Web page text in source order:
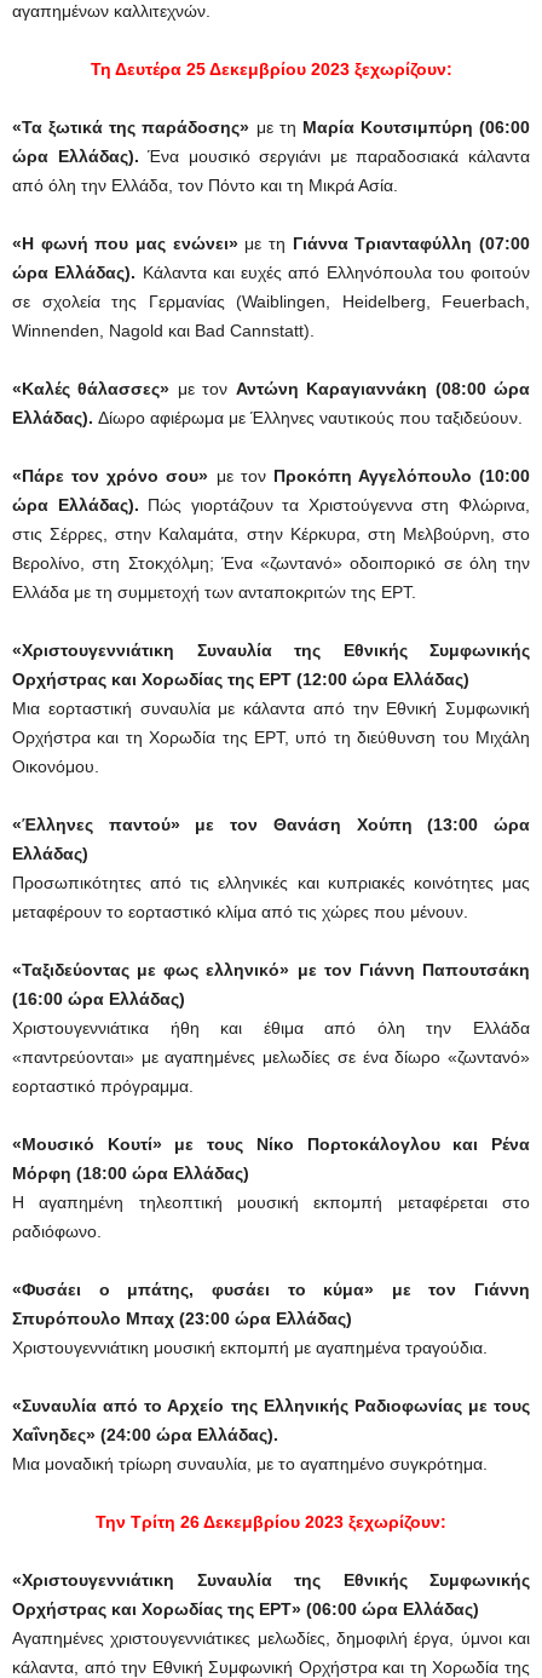
αγαπημένων καλλιτεχνών.
Τη Δευτέρα 25 Δεκεμβρίου 2023 ξεχωρίζουν:
«Τα ξωτικά της παράδοσης» με τη Μαρία Κουτσιμπύρη (06:00
ώρα Ελλάδας). Ένα μουσικό σεργιάνι με παραδοσιακά κάλαντα
από όλη την Ελλάδα, τον Πόντο και τη Μικρά Ασία.
«Η φωνή που μας ενώνει»με τη Γιάννα Τριανταφύλλη (07:00
ώρα Ελλάδας). Κάλαντα και ευχές από Ελληνόπουλα του φοιτούν
σε σχολεία της Γερμανίας (Waiblingen, Heidelberg, Feuerbach,
Winnenden, Nagold και Βad Cannstatt).
«Καλές θάλασσες» με τον Αντώνη Καραγιαννάκη (08:00 ώρα
Ελλάδας). Δίωρο αφιέρωμα με Έλληνες ναυτικούς που ταξιδεύουν.
«Πάρε τον χρόνο σου» με τονΠροκόπη Αγγελόπουλο (10:00
ώρα Ελλάδας). Πώς γιορτάζουν τα Χριστούγεννα στη Φλώρινα,
στις Σέρρες, στην Καλαμάτα, στην Κέρκυρα, στη Μελβούρνη, στο
Βερολίνο, στη Στοκχόλμη; Ένα «ζωντανό» οδοιπορικό σε όλη την
Ελλάδα με τη συμμετοχή των ανταποκριτών της ΕΡΤ.
«Χριστουγεννιάτικη Συναυλία της Εθνικής Συμφωνικής
Ορχήστρας και Χορωδίας της ΕΡΤ (12:00 ώρα Ελλάδας)
Μια εορταστική συναυλία με κάλαντα από την Εθνική Συμφωνική
Ορχήστρα και τη Χορωδία της ΕΡΤ, υπό τη διεύθυνση του Μιχάλη
Οικονόμου.
«Έλληνες παντού» με τον Θανάση Χούπη (13:00 ώρα
Ελλάδας)
Προσωπικότητες από τις ελληνικές και κυπριακές κοινότητες μας
μεταφέρουν το εορταστικό κλίμα από τις χώρες που μένουν.
«Ταξιδεύοντας με φως ελληνικό» με τον Γιάννη Παπουτσάκη
(16:00 ώρα Ελλάδας)
Χριστουγεννιάτικα ήθη και έθιμα από όλη την Ελλάδα
«παντρεύονται» με αγαπημένες μελωδίες σε ένα δίωρο «ζωντανό»
εορταστικό πρόγραμμα.
«Μουσικό Κουτί» με τους Νίκο Πορτοκάλογλου και Ρένα
Μόρφη (18:00 ώρα Ελλάδας)
Η αγαπημένη τηλεοπτική μουσική εκπομπή μεταφέρεται στο
ραδιόφωνο.
«Φυσάει ο μπάτης, φυσάει το κύμα» με τον Γιάννη
Σπυρόπουλο Μπαχ (23:00 ώρα Ελλάδας)
Χριστουγεννιάτικη μουσική εκπομπή με αγαπημένα τραγούδια.
«Συναυλία από το Αρχείο της Ελληνικής Ραδιοφωνίας με τους
Χαΐνηδες» (24:00 ώρα Ελλάδας).
Μια μοναδική τρίωρη συναυλία, με το αγαπημένο συγκρότημα.
Την Τρίτη 26 Δεκεμβρίου 2023 ξεχωρίζουν:
«Χριστουγεννιάτικη Συναυλία της Εθνικής Συμφωνικής
Ορχήστρας και Χορωδίας της ΕΡΤ» (06:00 ώρα Ελλάδας)
Αγαπημένες χριστουγεννιάτικες μελωδίες, δημοφιλή έργα, ύμνοι και
κάλαντα, από την Εθνική Συμφωνική Ορχήστρα και τη Χορωδία της